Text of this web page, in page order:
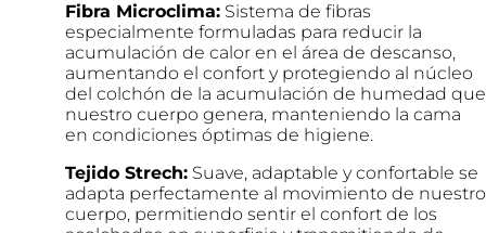
Fibra Microclima:Sistema de fibras
especialmente formuladas para reducir la
acumulación de calor en el área de descanso,
aumentando el confort y protegiendo al núcleo
del colchón de la acumulación de humedad que
nuestro cuerpo genera, manteniendo la cama
en condiciones óptimas de higiene.
Tejido Strech:Suave, adaptable y confortable se
adapta perfectamente al movimiento de nuestro
cuerpo, permitiendo sentir el confort de los